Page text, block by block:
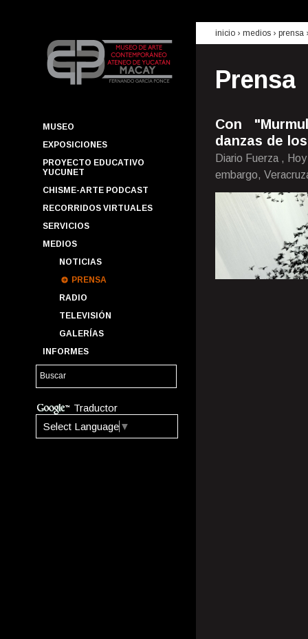
MUSEO
EXPOSICIONES
PROYECTO EDUCATIVO
YUCUNET
CHISME-ARTE PODCAST
RECORRIDOS VIRTUALES
SERVICIOS
MEDIOS
NOTICIAS
PRENSA
RADIO
TELEVISIÓN
GALERÍAS
INFORMES
Traductor
Select Language ▼
inicio › medios › prensa
Prensa
Con
danzas de
Diario Fuerza ,
embargo,